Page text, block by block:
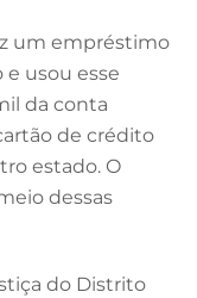
um empréstimo
e usou esse
da conta
de crédito
estado. O
dessas
do Distrito